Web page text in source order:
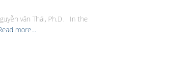
văn Thái, Ph.D. In the
more…